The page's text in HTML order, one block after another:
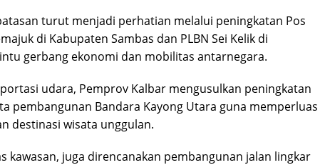
turut menjadi perhatian melalui peningkatan Pos
di Kabupaten Sambas dan PLBN Sei Kelik di
gerbang ekonomi dan mobilitas antarnegara.
udara, Pemprov Kalbar mengusulkan peningkatan
pembangunan Bandara Kayong Utara guna memperluas
destinasi wisata unggulan.
kawasan, juga direncanakan pembangunan jalan lingkar